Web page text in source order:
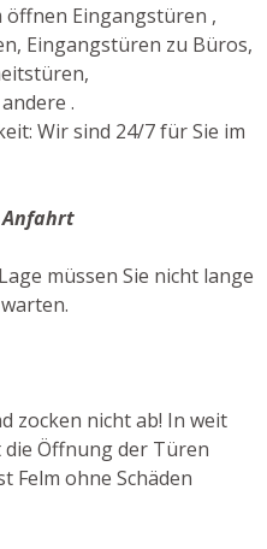
öffnen Eingangstüren ,
Eingangstüren zu Büros,
.
Wir sind 24/7 für Sie im
Anfahrt
müssen Sie nicht lange
zocken nicht ab! In weit
die Öffnung der Türen
Felm ohne Schäden